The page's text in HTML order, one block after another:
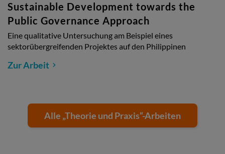
Sustainable Development towards the
Public Governance Approach
Eine qualitative Untersuchung am Beispiel eines
sektorübergreifenden Projektes auf den Philippinen
Zur Arbeit
Alle „Theorie und Praxis“-Arbeiten